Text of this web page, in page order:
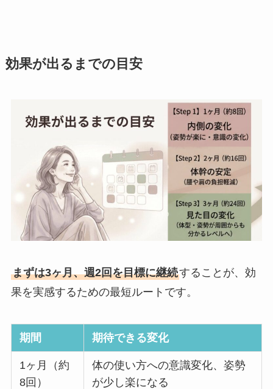
効果が出るまでの目安
まずは3ヶ月、週2回を目標に継続することが、効
果を実感するための最短ルートです。
期間 期待できる変化
1ヶ月（約
8回）
体の使い方への意識変化、姿勢
が少し楽になる